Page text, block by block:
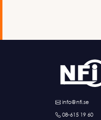
info@nfi.se
08-615 19 60